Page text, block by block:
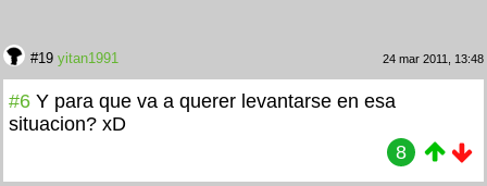
#19 yitan1991 24 mar 2011, 13:48
#6 Y para que va a querer levantarse en esa
situacion? xD
8